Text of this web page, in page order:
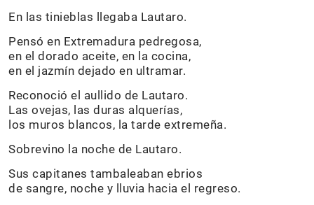
En las tinieblas llegaba Lautaro.
Pensó en Extremadura pedregosa,
en el dorado aceite, en la cocina,
en el jazmín dejado en ultramar.
Reconoció el aullido de Lautaro.
Las ovejas, las duras alquerías,
los muros blancos, la tarde extremeña.
Sobrevino la noche de Lautaro.
Sus capitanes tambaleaban ebrios
de sangre, noche y lluvia hacia el regreso.